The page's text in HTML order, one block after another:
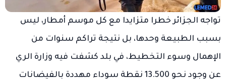
تواجه الجزائر خطرا متزايدا مع كل موسم أمطار، ليس
بسبب الطبيعة وحدها، بل نتيجة تراكم سنوات من
الإهمال وسوء التخطيط، في بلد كشفت فيه وزارة الري
عن وجود نحو 13.500 نقطة سوداء مهددة بالفيضانات